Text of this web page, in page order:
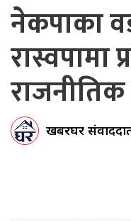
नेकपाका
रास्वपामा
खबरघर